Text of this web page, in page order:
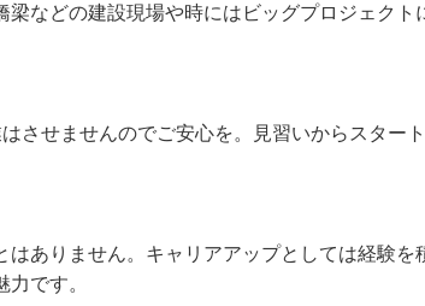
梁などの建設現場や時にはビッグプロジェク
させませんのでご安心を。見習いからスター
はありません。キャリアアップとしては経験